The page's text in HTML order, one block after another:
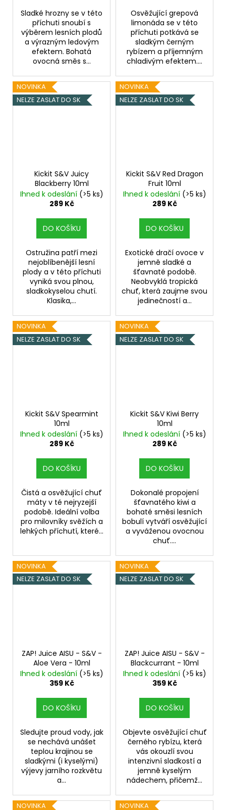
Sladké hrozny se v této
příchuti snoubí s
výběrem lesních plodů
a výrazným ledovým
efektem. Bohatá
ovocná směs s...
Osvěžující grepová
limonáda se v této
příchuti potkává se
sladkým černým
rybízem a příjemným
chladivým efektem....
NOVINKA
NELZE ZASLAT DO SK
Kickit S&V Juicy
Blackberry 10ml
Ihned k odeslání (>5 ks)
289 Kč
DO KOŠÍKU
Ostružina patří mezi
nejoblíbenější lesní
plody a v této příchuti
vyniká svou plnou,
sladkokyselou chutí.
Klasika,...
NOVINKA
NELZE ZASLAT DO SK
Kickit S&V Red Dragon
Fruit 10ml
Ihned k odeslání (>5 ks)
289 Kč
DO KOŠÍKU
Exotické dračí ovoce v
jemně sladké a
šťavnaté podobě.
Neobvyklá tropická
chuť, která zaujme svou
jedinečností a...
NOVINKA
NELZE ZASLAT DO SK
Kickit S&V Spearmint
10ml
Ihned k odeslání (>5 ks)
289 Kč
DO KOŠÍKU
Čistá a osvěžující chuť
máty v té nejryzejší
podobě. Ideální volba
pro milovníky svěžích a
lehkých příchutí, které...
NOVINKA
NELZE ZASLAT DO SK
Kickit S&V Kiwi Berry
10ml
Ihned k odeslání (>5 ks)
289 Kč
DO KOŠÍKU
Dokonalé propojení
šťavnatého kiwi a
bohaté směsi lesních
bobulí vytváří osvěžující
a vyváženou ovocnou
chuť....
NOVINKA
NELZE ZASLAT DO SK
ZAP! Juice AISU - S&V -
Aloe Vera - 10ml
Ihned k odeslání (>5 ks)
359 Kč
DO KOŠÍKU
Sledujte proud vody, jak
se nechává unášet
teplou krajinou se
sladkými (i kyselými)
výjevy jarního rozkvětu
a...
NOVINKA
NELZE ZASLAT DO SK
ZAP! Juice AISU - S&V -
Blackcurrant - 10ml
Ihned k odeslání (>5 ks)
359 Kč
DO KOŠÍKU
Objevte osvěžující chuť
černého rybízu, která
vás okouzlí svou
intenzivní sladkostí a
jemně kyselým
nádechem, přičemž...
NOVINKA NOVINKA